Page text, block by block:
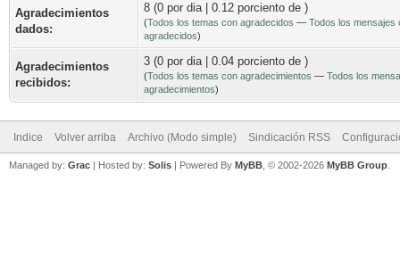
Agradecimientos
dados:
8 (0 por dia | 0.12 porciento de )
(Todos los temas con agradecidos — Todos los mensajes
agradecidos)
Agradecimientos
recibidos:
3 (0 por dia | 0.04 porciento de )
(Todos los temas con agradecimientos — Todos los
agradecimientos)
Indice Volver arriba Archivo (Modo simple) Sindicación RSS
Managed by: Grac | Hosted by: Solis | Powered By MyBB , © 2002-2026 MyBB Group